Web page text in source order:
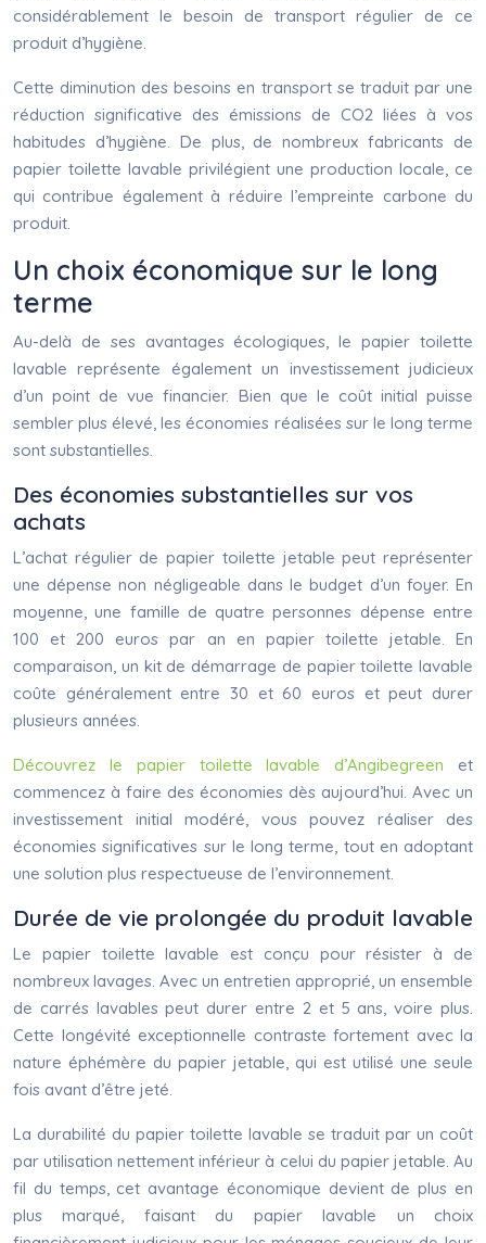
considérablement le besoin de transport régulier de ce
produit d’hygiène.
Cette diminution des besoins en transport se traduit par une
réduction significative des émissions de CO2 liées à vos
habitudes d’hygiène. De plus, de nombreux fabricants de
papier toilette lavable privilégient une production locale, ce
qui contribue également à réduire l’empreinte carbone du
produit.
Un choix économique sur le long
terme
Au-delà de ses avantages écologiques, le papier toilette
lavable représente également un investissement judicieux
d’un point de vue financier. Bien que le coût initial puisse
sembler plus élevé, les économies réalisées sur le long terme
sont substantielles.
Des économies substantielles sur vos
achats
L’achat régulier de papier toilette jetable peut représenter
une dépense non négligeable dans le budget d’un foyer. En
moyenne, une famille de quatre personnes dépense entre
100 et 200 euros par an en papier toilette jetable. En
comparaison, un kit de démarrage de papier toilette lavable
coûte généralement entre 30 et 60 euros et peut durer
plusieurs années.
Découvrez le papier toilette lavable d’Angibegreen et
commencez à faire des économies dès aujourd’hui. Avec un
investissement initial modéré, vous pouvez réaliser des
économies significatives sur le long terme, tout en adoptant
une solution plus respectueuse de l’environnement.
Durée de vie prolongée du produit lavable
Le papier toilette lavable est conçu pour résister à de
nombreux lavages. Avec un entretien approprié, un ensemble
de carrés lavables peut durer entre 2 et 5 ans, voire plus.
Cette longévité exceptionnelle contraste fortement avec la
nature éphémère du papier jetable, qui est utilisé une seule
fois avant d’être jeté.
La durabilité du papier toilette lavable se traduit par un coût
par utilisation nettement inférieur à celui du papier jetable. Au
fil du temps, cet avantage économique devient de plus en
plus marqué, faisant du papier lavable un choix